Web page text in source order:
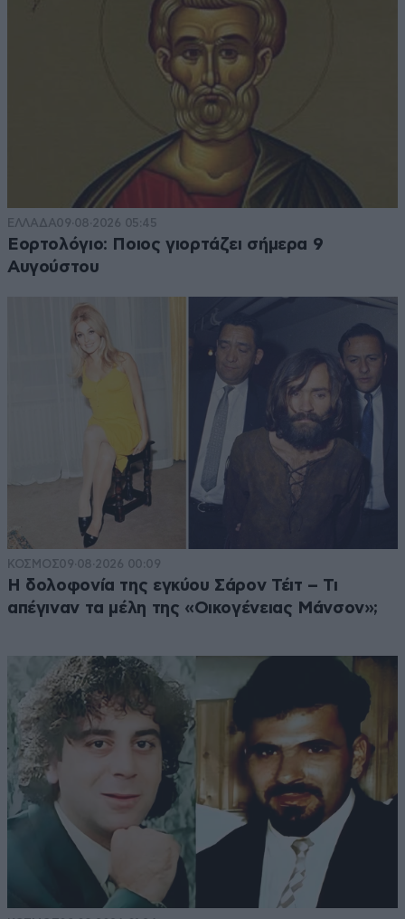
ΕΛΛΑΔΑ09·08·2026 05:45
Εορτολόγιο: Ποιος γιορτάζει σήμερα 9
Αυγούστου
ΚΟΣΜΟΣ09·08·2026 00:09
Η δολοφονία της εγκύου Σάρον Τέιτ – Τι
απέγιναν τα μέλη της «Οικογένειας Μάνσον»;